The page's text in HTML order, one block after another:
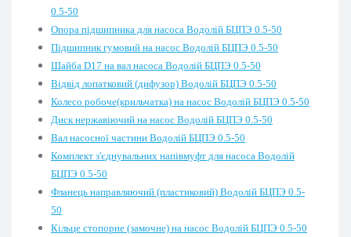
0.5-50
Опора підшипника для насоса Водолій БЦПЭ 0.5-50
Підшипник гумовий на насос Водолій БЦПЭ 0.5-50
Шайба D17 на вал насоса Водолій БЦПЭ 0.5-50
Відвід лопатковий (дифузор) Водолій БЦПЭ 0.5-50
Колесо робоче(крильчатка) на насос Водолій БЦПЭ 0.5-50
Диск нержавіючий на насос Водолій БЦПЭ 0.5-50
Вал насосної частини Водолій БЦПЭ 0.5-50
Комплект з'єднувальних напівмуфт для насоса Водолій
БЦПЭ 0.5-50
Фланець направляючий (пластиковий) Водолій БЦПЭ 0.5-
50
Кільце стопорне (замочне) на насос Водолій БЦПЭ 0.5-50